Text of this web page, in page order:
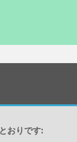
おりです: